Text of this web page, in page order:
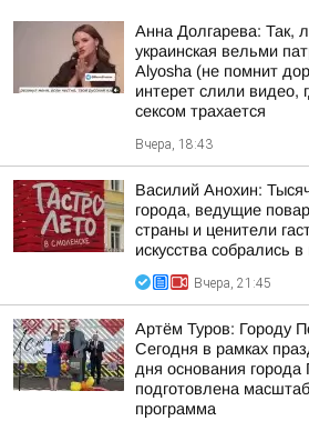
Анна Долгарева: Так,
украинская вельми
Alyosha (не помнит
интерет слили видео,
сексом трахается
Вчера, 18:43
Василий Анохин:
города, ведущие
страны и ценители
искусства собрались
Вчера, 21:45
Артём Туров: Городу
Сегодня в рамках
дня основания города
подготовлена
программа